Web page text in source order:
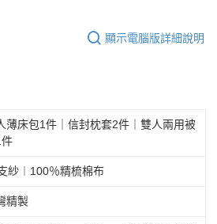
顯示電腦版詳細說明
薄床包1件｜信封枕套2件｜雙人兩用被
紗︱100％精梳棉布
精製